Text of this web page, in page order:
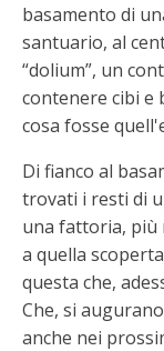
basamento di
santuario, al
“dolium”, un
contenere cibi e
cosa fosse
Di fianco al
trovati i resti di
una fattoria, più
a quella
questa che,
Che, si
anche nei